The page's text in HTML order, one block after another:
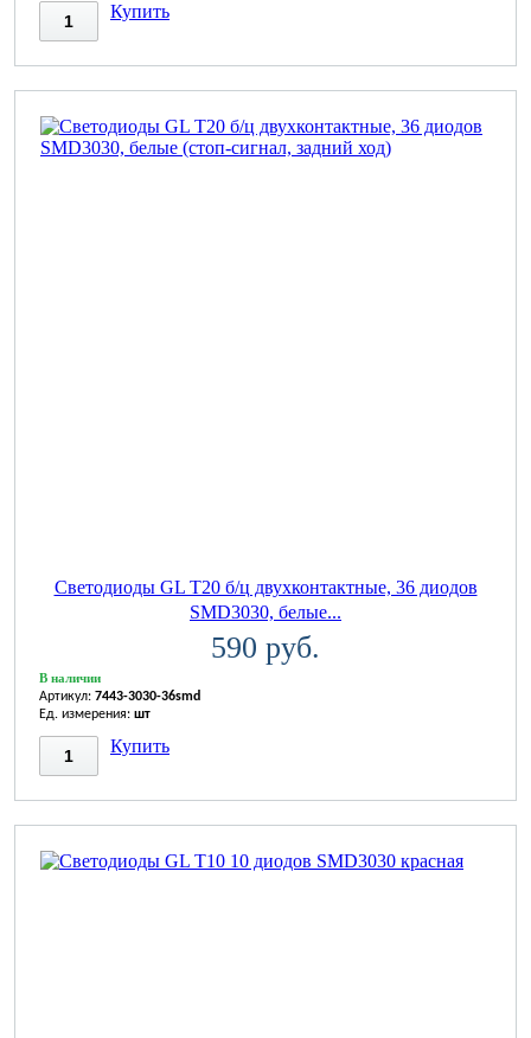
Купить
Светодиоды GL T20 б/ц двухконтактные, 36 диодов
SMD3030, белые...
590 руб.
В наличии
Артикул: 7443-3030-36smd
Ед. измерения: шт
Купить